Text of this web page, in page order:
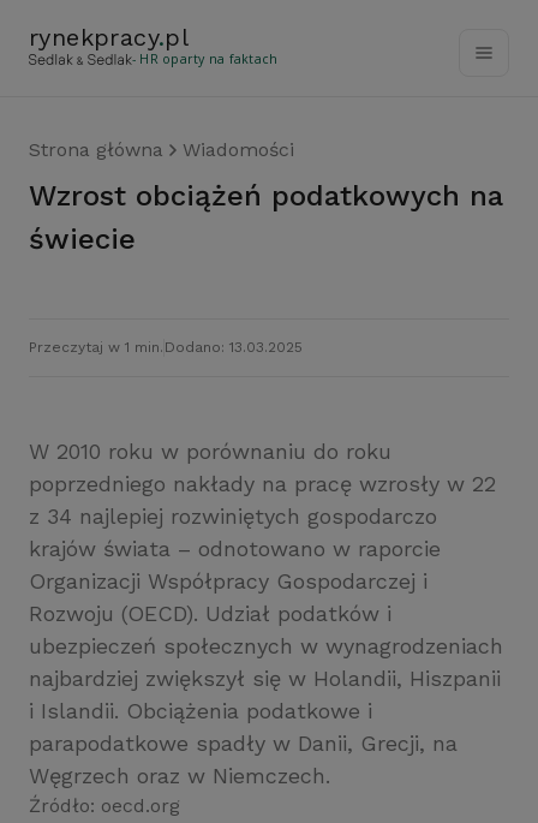
rynekpracy.pl
- HR oparty na faktach
Strona główna Wiadomości
Wzrost obciążeń podatkowych na
świecie
Przeczytaj w 1 min. Dodano: 13.03.2025
W 2010 roku w porównaniu do roku
poprzedniego nakłady na pracę wzrosły w 22
z 34 najlepiej rozwiniętych gospodarczo
krajów świata – odnotowano w raporcie
Organizacji Współpracy Gospodarczej i
Rozwoju (OECD). Udział podatków i
ubezpieczeń społecznych w wynagrodzeniach
najbardziej zwiększył się w Holandii, Hiszpanii
i Islandii. Obciążenia podatkowe i
parapodatkowe spadły w Danii, Grecji, na
Węgrzech oraz w Niemczech.
Źródło: oecd.org